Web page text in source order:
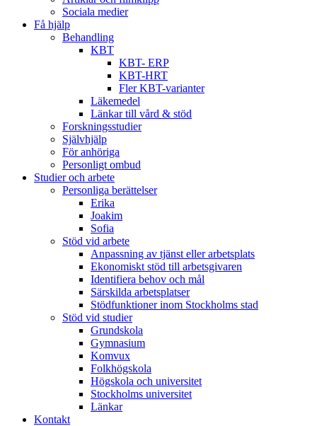
Sociala medier
Få hjälp
Behandling
KBT
KBT- ERP
KBT-HRT
Fler KBT-varianter
Läkemedel
Länkar till vård & stöd
Forskningsstudier
Självhjälp
För anhöriga
Personligt ombud
Studier och arbete
Personliga berättelser
Erika
Joakim
Sofia
Stöd vid arbete
Anpassning av tjänst eller arbetsplats
Ekonomiskt stöd till arbetsgivaren
Identifiera behov och mål
Särskilda arbetsplatser
Stödfunktioner inom Stockholms stad
Stöd vid studier
Grundskola
Gymnasium
Komvux
Folkhögskola
Högskola och universitet
Stockholms universitet
Länkar
Kontakt